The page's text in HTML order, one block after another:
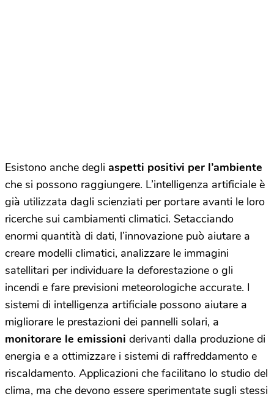
Esistono anche degli aspetti positivi per l’ambiente
che si possono raggiungere. L’intelligenza artificiale è
già utilizzata dagli scienziati per portare avanti le loro
ricerche sui cambiamenti climatici. Setacciando
enormi quantità di dati, l’innovazione può aiutare a
creare modelli climatici, analizzare le immagini
satellitari per individuare la deforestazione o gli
incendi e fare previsioni meteorologiche accurate. I
sistemi di intelligenza artificiale possono aiutare a
migliorare le prestazioni dei pannelli solari, a
monitorare le emissioni derivanti dalla produzione di
energia e a ottimizzare i sistemi di raffreddamento e
riscaldamento. Applicazioni che facilitano lo studio del
clima, ma che devono essere sperimentate sugli stessi